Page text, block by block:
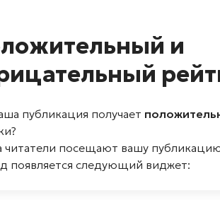
и
публикация получает
читатели посещают вашу
появляется следующий виджет: